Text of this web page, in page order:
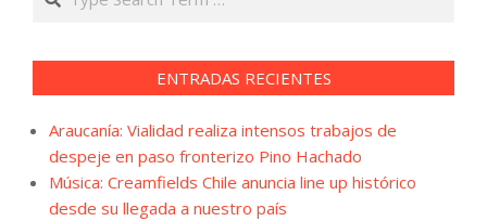
ENTRADAS RECIENTES
Araucanía: Vialidad realiza intensos trabajos de
despeje en paso fronterizo Pino Hachado
Música: Creamfields Chile anuncia line up histórico
desde su llegada a nuestro país